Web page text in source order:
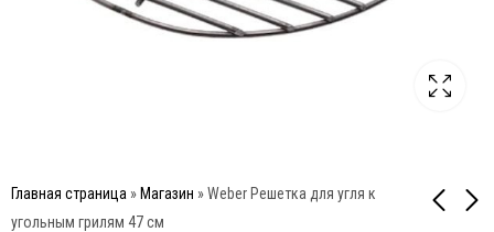
Главная страница » Магазин »Weber Решетка для угля к
угольным грилям 47 см